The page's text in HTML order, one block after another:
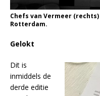
Chefs van Vermeer
Rotterdam.
Gelokt
Dit is
inmiddels de
derde editie